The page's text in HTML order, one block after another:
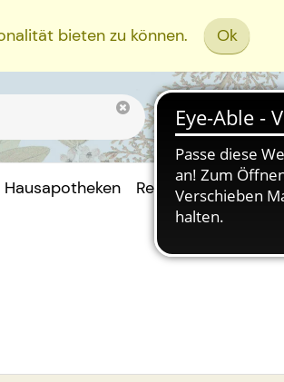
bieten zu können. Ok
Rezept Einreichen